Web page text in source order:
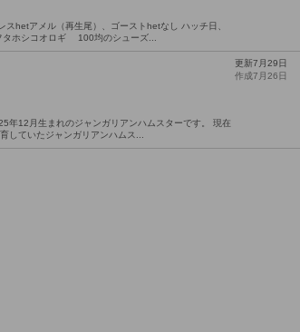
アメル（再生尾）、ゴーストhetなし ハッチ日、
ホシコオロギ 100均のシューズ...
年12月生まれのジャンガリアンハムスターです。 現在
していたジャンガリアンハムス...
更新7月29日
作成7月26日